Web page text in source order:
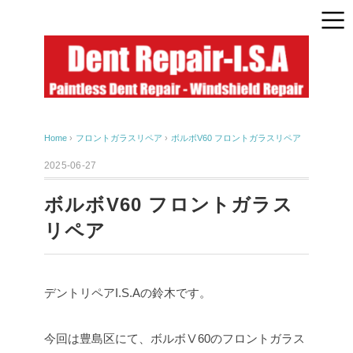
Home › フロントガラスリペア › ボルボV60 フロントガラスリペア
2025-06-27
ボルボV60 フロントガラス
リペア
デントリペアI.S.Aの鈴木です。
今回は豊島区にて、ボルボⅤ60のフロントガラス